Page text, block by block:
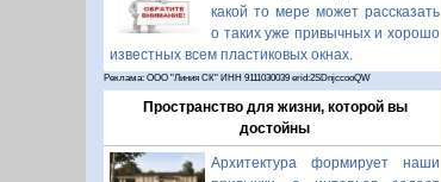
какой то мере может рассказать
о таких уже привычных и хорошо
известных всем пластиковых окнах.
Реклама: ООО "Линия СК" ИНН 9111030039 erid:2SDnjccooQW
Пространство для жизни, которой вы
достойны
Архитектура формирует наши